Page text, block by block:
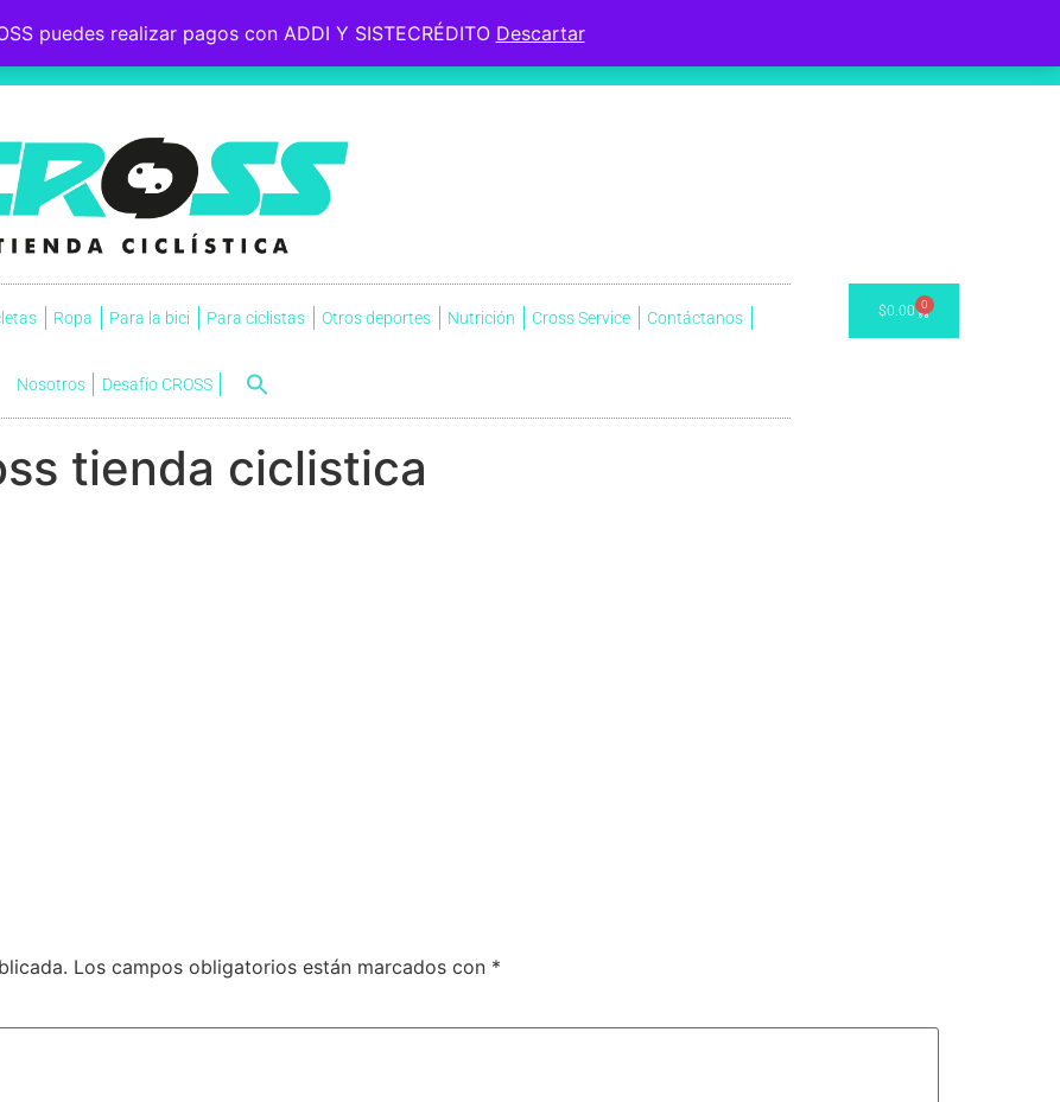
puedes realizar pagos con ADDI Y SISTECRÉDITO Descartar
esperaba, soportó la
Ropa Para la bici Para ciclistas Otros deportes Nutrición Cross Service Contáctanos
Nosotros Desafío CROSS
$0.00 0
tienda ciclistica
Los campos obligatorios están marcados con *